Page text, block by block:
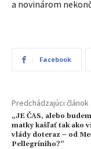
a novinárom
Facebook
Predchádzajúci článok
„JE ČAS, alebo
matky kašľať tak ako
vlády doteraz – od
Pellegríniho?“